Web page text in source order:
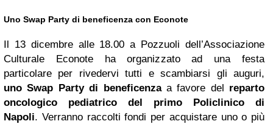
Uno Swap Party di beneficenza con Econote
Il 13 dicembre alle 18.00 a Pozzuoli dell’Associazione
Culturale Econote ha organizzato ad una festa
particolare per rivedervi tutti e scambiarsi gli auguri,
uno Swap Party di beneficenzaa favore del reparto
oncologico pediatrico del primo Policlinico di
Napoli. Verranno raccolti fondi per acquistare uno o più